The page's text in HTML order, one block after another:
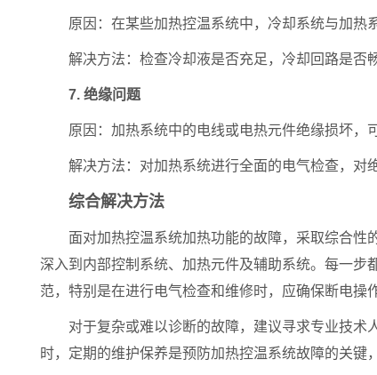
原因：在某些加热控温系统中，冷却系统与加热系
解决方法：检查冷却液是否充足，冷却回路是否
7. 绝缘问题
原因：加热系统中的电线或电热元件绝缘损坏，可
解决方法：对加热系统进行全面的电气检查，对
综合解决方法
面对加热控温系统加热功能的故障，采取综合性
深入到内部控制系统、加热元件及辅助系统。每一
范，特别是在进行电气检查和维修时，应确保断电操
对于复杂或难以诊断的故障，建议寻求专业技术
时，定期的维护保养是预防加热控温系统故障的关键